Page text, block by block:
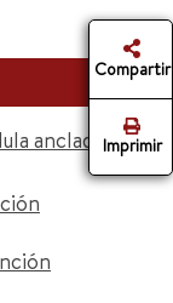
anclada
Compartir
Imprimir